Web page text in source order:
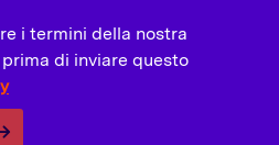
i termini della nostra
di inviare questo